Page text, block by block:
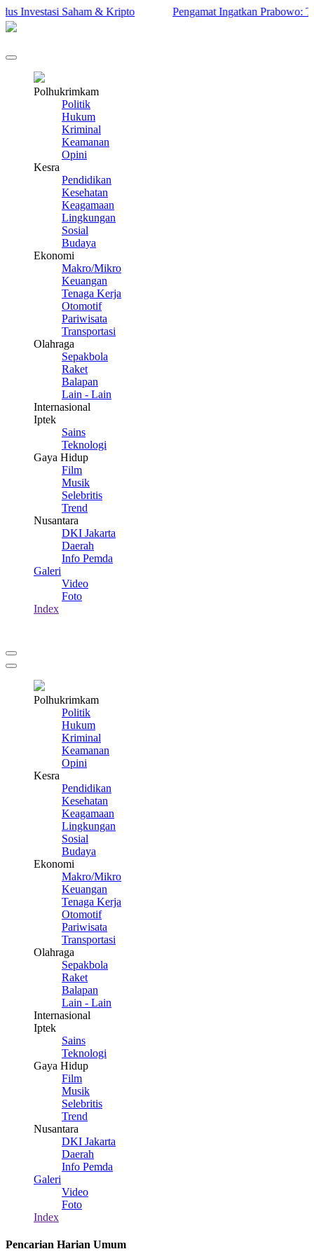
Saham & Kripto Pengamat Ingatkan Prabowo:
Polhukrimkam
Politik
Hukum
Kriminal
Keamanan
Opini
Kesra
Pendidikan
Kesehatan
Keagamaan
Lingkungan
Sosial
Budaya
Ekonomi
Makro/Mikro
Keuangan
Tenaga Kerja
Otomotif
Pariwisata
Transportasi
Olahraga
Sepakbola
Raket
Balapan
Lain - Lain
Internasional
Iptek
Sains
Teknologi
Gaya Hidup
Film
Musik
Selebritis
Trend
Nusantara
DKI Jakarta
Daerah
Info Pemda
Galeri
Video
Foto
Index
Polhukrimkam
Politik
Hukum
Kriminal
Keamanan
Opini
Kesra
Pendidikan
Kesehatan
Keagamaan
Lingkungan
Sosial
Budaya
Ekonomi
Makro/Mikro
Keuangan
Tenaga Kerja
Otomotif
Pariwisata
Transportasi
Olahraga
Sepakbola
Raket
Balapan
Lain - Lain
Internasional
Iptek
Sains
Teknologi
Gaya Hidup
Film
Musik
Selebritis
Trend
Nusantara
DKI Jakarta
Daerah
Info Pemda
Galeri
Video
Foto
Index
Pencarian Harian Umum